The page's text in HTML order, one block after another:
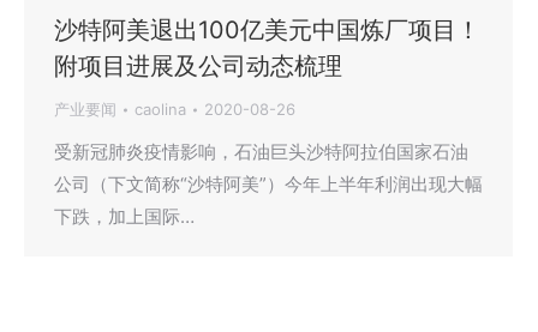
沙特阿美退出100亿美元中国炼厂项目！
附项目进展及公司动态梳理
产业要闻 caolina 2020-08-26
受新冠肺炎疫情影响，石油巨头沙特阿拉伯国家石油
公司（下文简称“沙特阿美”）今年上半年利润出现大幅
下跌，加上国际…